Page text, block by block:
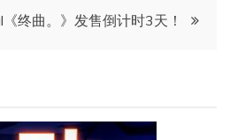
终曲。》发售倒计时3天！